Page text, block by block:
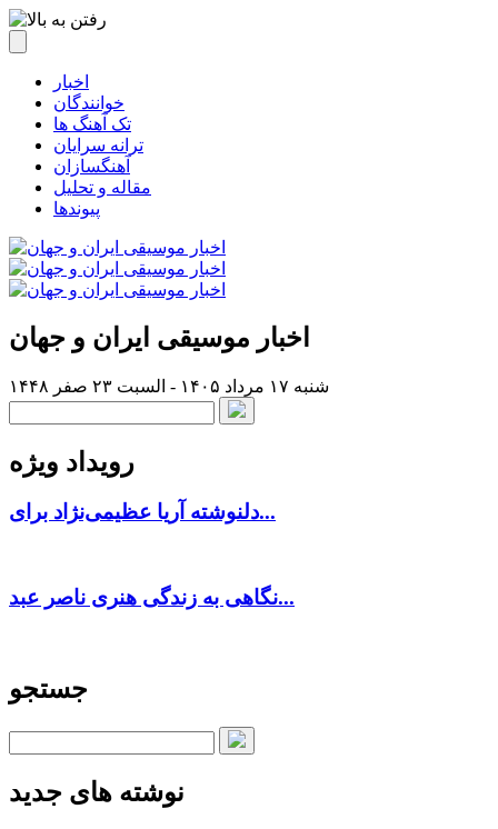
اخبار
خوانندگان
تک آهنگ ها
ترانه سرایان
آهنگسازان
مقاله و تحلیل
پیوندها
اخبار موسیقی ایران و جهان
شنبه ۱۷ مرداد ۱۴۰۵ - السبت ۲۳ صفر ۱۴۴۸
رویداد ویژه
دلنوشته آریا عظیمی‌نژاد برای...
نگاهی به زندگی هنری ناصر عبد...
جستجو
نوشته های جدید